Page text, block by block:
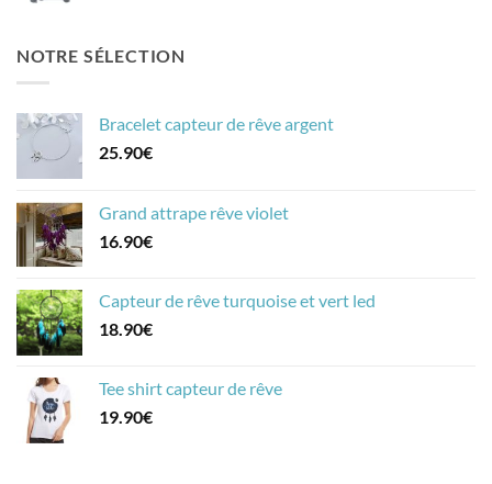
NOTRE SÉLECTION
Bracelet capteur de rêve argent
25.90€
Grand attrape rêve violet
16.90€
Capteur de rêve turquoise et vert led
18.90€
Tee shirt capteur de rêve
19.90€